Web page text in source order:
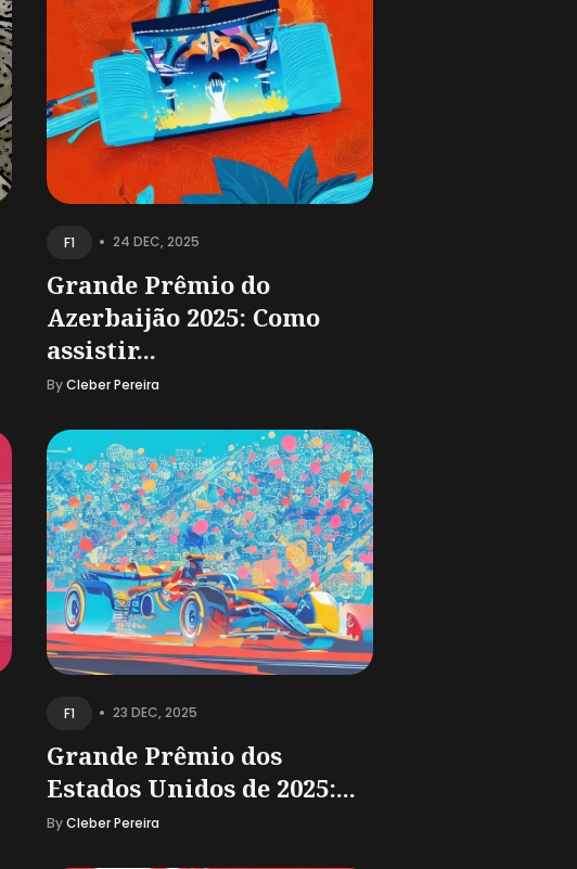
F1 • 24 DEC, 2025
Grande Prêmio do
Azerbaijão 2025: Como
assistir...
ByCleber Pereira
F1 • 23 DEC, 2025
Grande Prêmio dos
Estados Unidos de 2025:...
ByCleber Pereira